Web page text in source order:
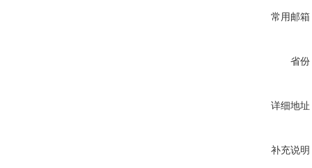
常用邮箱
省份
详细地址
补充说明